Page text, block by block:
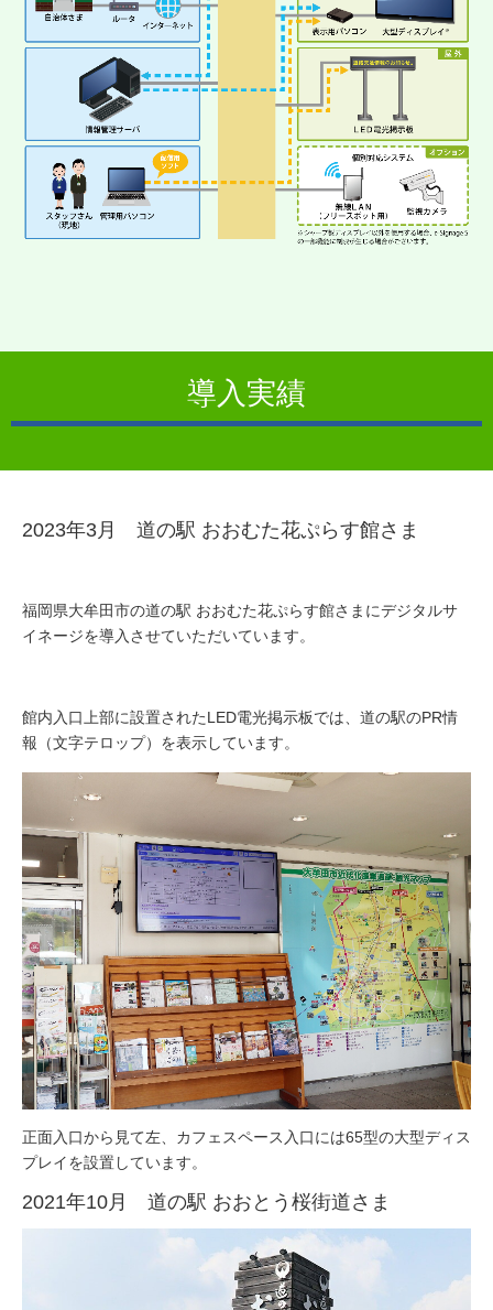
導入実績
2023年3月　道の駅 おおむた花ぷらす館さま
福岡県大牟田市の道の駅 おおむた花ぷらす館さまにデジタルサ
イネージを導入させていただいています。